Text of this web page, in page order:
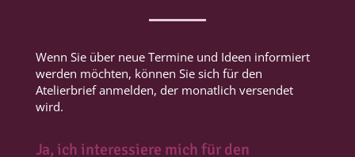
Wenn Sie über neue Termine und Ideen informiert
werden möchten, können Sie sich für den
Atelierbrief anmelden, der monatlich versendet
wird.
Ja, ich interessiere mich für den